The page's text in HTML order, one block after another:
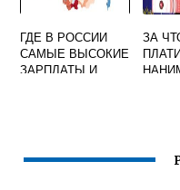
ГДЕ В РОССИИ
САМЫЕ ВЫСОКИЕ
ЗАРПЛАТЫ И
ЗА